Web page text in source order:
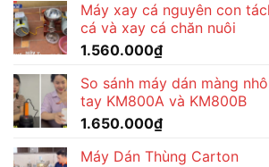
Máy xay cá nguyên con
cá và xay cá chăn nuôi
1.560.000₫
So sánh máy dán màng
tay KM800A và KM800B
1.650.000₫
Máy Dán Thùng Carton